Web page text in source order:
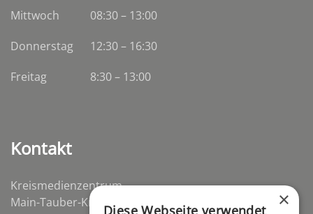
Mittwoch
08:30– 13:00
Donnerstag
12:30 – 16:30
Freitag
8:30 – 13:00
Kontakt
Kreismedienzentrum
Main-Tauber-Kreis
×
Diese Webseite verwendet